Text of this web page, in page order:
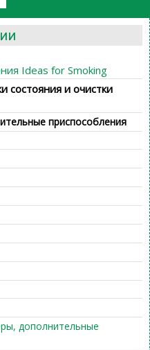
Ideas for Smoking
состояния и очистки
приспособления
дополнительные